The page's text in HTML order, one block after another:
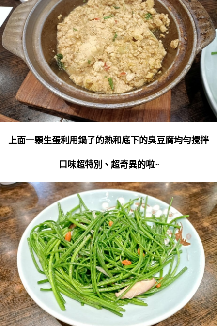
上面一顆生蛋利用鍋子的熱和底下的臭豆腐均勻攪拌
口味超特別、超奇異的啦~